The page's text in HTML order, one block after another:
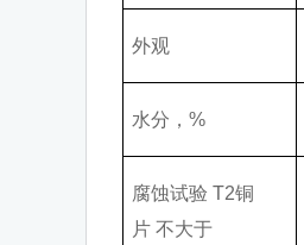
外观
水分，%
腐蚀试验 T2铜
片 不大于